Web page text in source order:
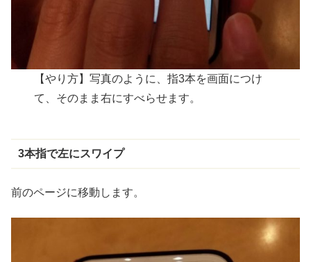
【やり方】写真のように、指3本を画面につけ
て、そのまま右にすべらせます。
3本指で左にスワイプ
前のページに移動します。